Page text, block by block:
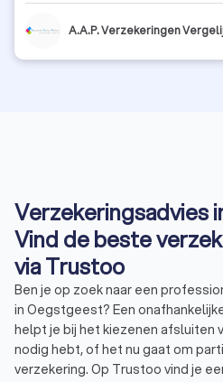
A.A.P. Verzekeringen
Verzekeringsadvies
Vind de beste
via Trustoo
Ben je op zoek naar een
in Oegstgeest? Een
helpt je bij het kiezenen afsluiten
nodig hebt, of het nu gaat om
verzekering. Op Trustoo vind je